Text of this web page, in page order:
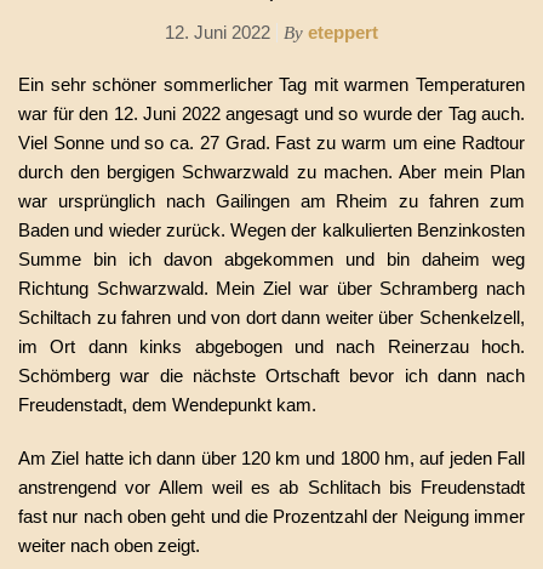
12. Juni 2022 By eteppert
Ein sehr schöner sommerlicher Tag mit warmen Temperaturen
war für den 12. Juni 2022 angesagt und so wurde der Tag auch.
Viel Sonne und so ca. 27 Grad. Fast zu warm um eine Radtour
durch den bergigen Schwarzwald zu machen. Aber mein Plan
war ursprünglich nach Gailingen am Rheim zu fahren zum
Baden und wieder zurück. Wegen der kalkulierten Benzinkosten
Summe bin ich davon abgekommen und bin daheim weg
Richtung Schwarzwald. Mein Ziel war über Schramberg nach
Schiltach zu fahren und von dort dann weiter über Schenkelzell,
im Ort dann kinks abgebogen und nach Reinerzau hoch.
Schömberg war die nächste Ortschaft bevor ich dann nach
Freudenstadt, dem Wendepunkt kam.
Am Ziel hatte ich dann über 120 km und 1800 hm, auf jeden Fall
anstrengend vor Allem weil es ab Schlitach bis Freudenstadt
fast nur nach oben geht und die Prozentzahl der Neigung immer
weiter nach oben zeigt.